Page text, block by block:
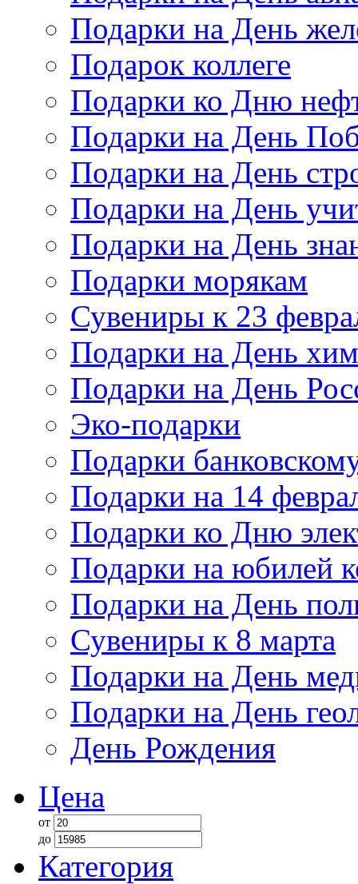
Подарки на День
Подарок коллеге
Подарки ко Дню
Подарки на День
Подарки на День
Подарки на День
Подарки на День
Подарки морякам
Сувениры к 23
Подарки на День
Подарки на День
Эко-подарки
Подарки
Подарки на 14
Подарки ко Дню
Подарки на юбилей
Подарки на День
Сувениры к 8 марта
Подарки на День
Подарки на День
День Рождения
Цена
от
до
Категория